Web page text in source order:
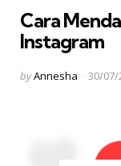
Cara
Instagram
Posted
byAnnesha 30/07/